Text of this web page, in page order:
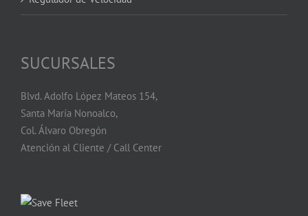
SUCURSALES
Blvd. Adolfo López Mateos 154,
Santa María Nonoalco,
Col. Álvaro Obregón
Atención al Cliente / Call Center